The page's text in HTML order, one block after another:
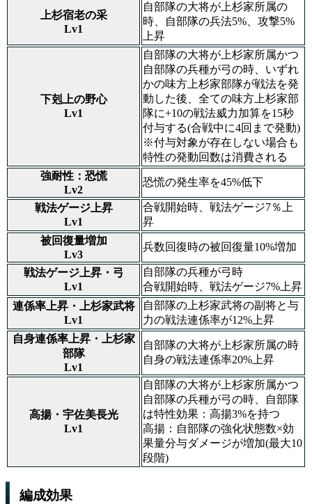
上杉宿老の采
Lv1
自部隊の大将が上杉家所属の
時、自部隊の兵法5%、攻撃5%
上昇
下剋上の野心
Lv1
自部隊の大将が上杉家所属かつ
自部隊の兵種が弓の時、いずれ
かの味方上杉家部隊が戦法を発
動した後、全ての味方上杉家部
隊に+10の戦法威力加算を15秒
付与する(合戦中に4回まで発動)
※付与対象が存在しない場合も
特性の発動回数は消費される
強耐性：恐慌
Lv2
恐慌の発生率を45%低下
戦法ゲージ上昇
Lv1
合戦開始時、戦法ゲージ7％上
昇
被回復量増加
Lv3
兵数回復時の被回復量10%増加
戦法ゲージ上昇・弓
Lv1
自部隊の兵種が弓時
合戦開始時、戦法ゲージ7%上昇
連係率上昇・上杉家武将
Lv1
自部隊の上杉家武将の副将と与
力の戦法連係率が12%上昇
自身連係率上昇・上杉家
部隊
Lv1
自部隊の大将が上杉家所属の時
自身の戦法連係率20%上昇
高揚・宇佐美長光
Lv1
自部隊の大将が上杉家所属かつ
自部隊の兵種が弓の時、自部隊
は特性効果：高揚3%を持つ
高揚：自部隊の強化状態数×効
果量分与ダメージが増加(最大10
段階)
編成効果